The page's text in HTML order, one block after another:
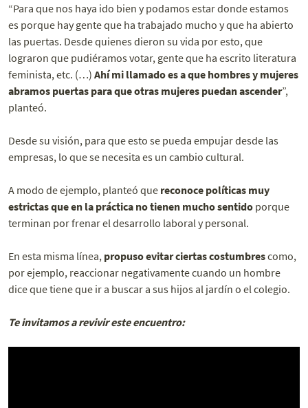
“Para que nos haya ido bien y podamos estar donde estamos
es porque hay gente que ha trabajado mucho y que ha abierto
las puertas. Desde quienes dieron su vida por esto, que
lograron que pudiéramos votar, gente que ha escrito literatura
feminista, etc. (…) Ahí mi llamado es a que hombres y mujeres
abramos puertas para que otras mujeres puedan ascender”,
planteó.
Desde su visión, para que esto se pueda empujar desde las
empresas, lo que se necesita es un cambio cultural.
A modo de ejemplo, planteó que reconoce políticas muy
estrictas que en la práctica no tienen mucho sentido porque
terminan por frenar el desarrollo laboral y personal.
En esta misma línea, propuso evitar ciertas costumbrescomo,
por ejemplo, reaccionar negativamente cuando un hombre
dice que tiene que ir a buscar a sus hijos al jardín o el colegio.
Te invitamos a revivir este encuentro: